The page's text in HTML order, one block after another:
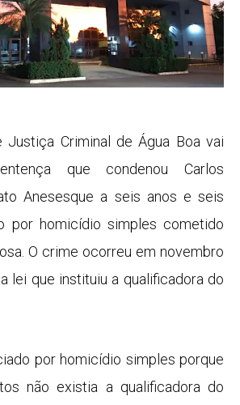
Justiça Criminal de Água Boa vai
que condenou Carlos
Anesesque a seis anos e seis
por homicídio simples cometido
O crime ocorreu em novembro
lei que instituiu a qualificadora do
por homicídio simples porque
não existia a qualificadora do